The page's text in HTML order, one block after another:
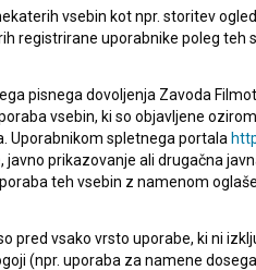
(1977)
mladinski
vsebin kot npr. storitev
registrirane uporabnike poleg teh
pisnega dovoljenja Zavoda
vsebin, ki so objavljene
Uporabnikom spletnega portala
javno prikazovanje ali drugačna
teh vsebin z namenom
pred vsako vrsto uporabe, ki ni
(npr. uporaba za namene